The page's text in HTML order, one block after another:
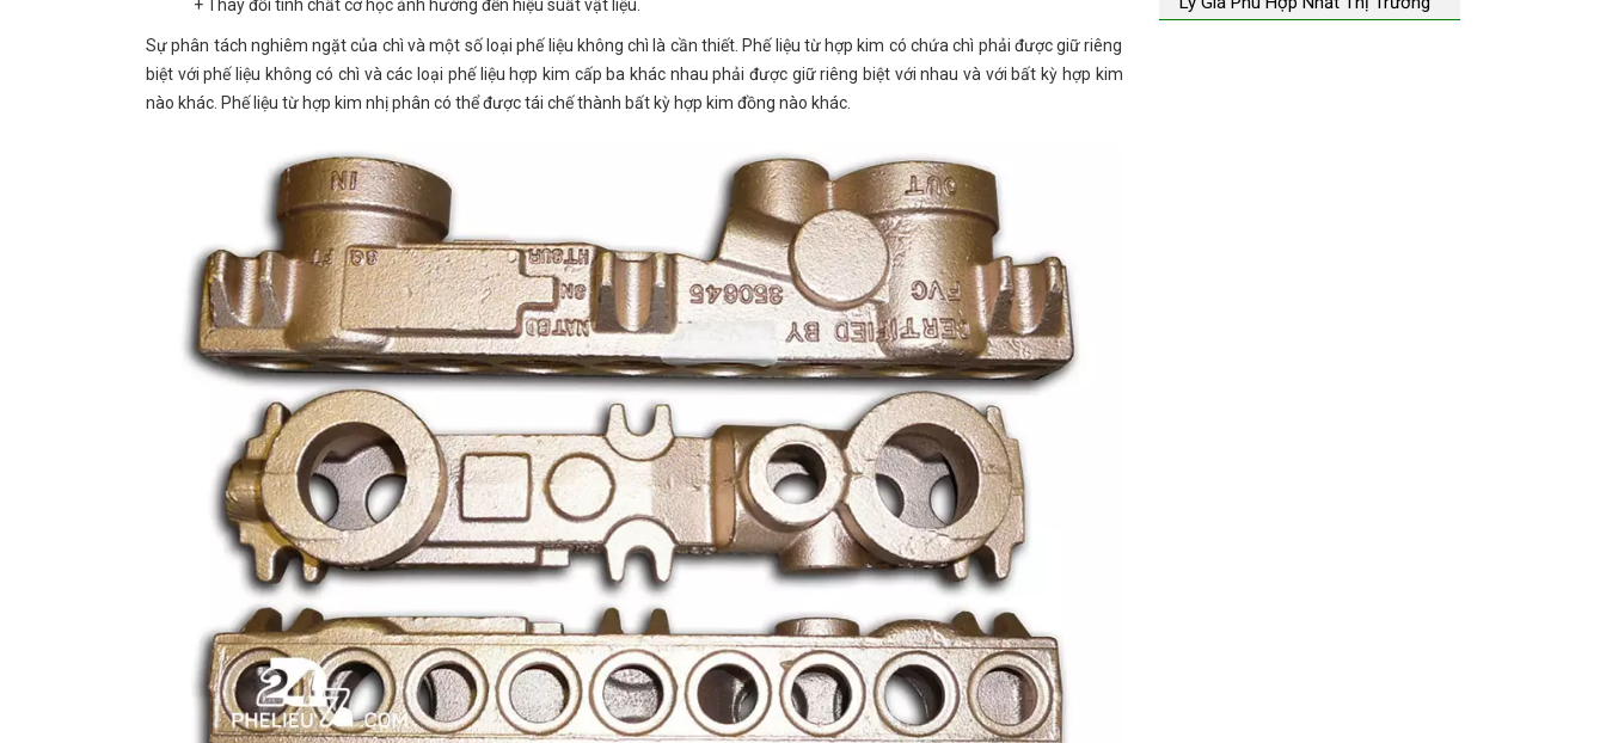
+ Thay đổi tính chất cơ học ảnh hưởng đến hiệu suất vật liệu.
Sự phân tách nghiêm ngặt của chì và một số loại phế liệu không chì là cần thiết. Phế liệu từ hợp kim có chứa chì phải được giữ riêng
biệt với phế liệu không có chì và các loại phế liệu hợp kim cấp ba khác nhau phải được giữ riêng biệt với nhau và với bất kỳ hợp kim
nào khác. Phế liệu từ hợp kim nhị phân có thể được tái chế thành bất kỳ hợp kim đồng nào khác.